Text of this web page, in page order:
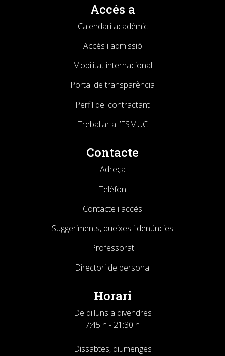
Accés a
Calendari acadèmic
Accés i admissió
Mobilitat internacional
Portal de transparència
Perfil del contractant
Treballar a l’ESMUC
Contacte
Adreça
Telèfon
Contacte i accés
Suggeriments, queixes i denúncies
Professorat
Directori de personal
Horari
De dilluns a divendres
7:45 h - 21:30 h
Dissabtes, diumenges